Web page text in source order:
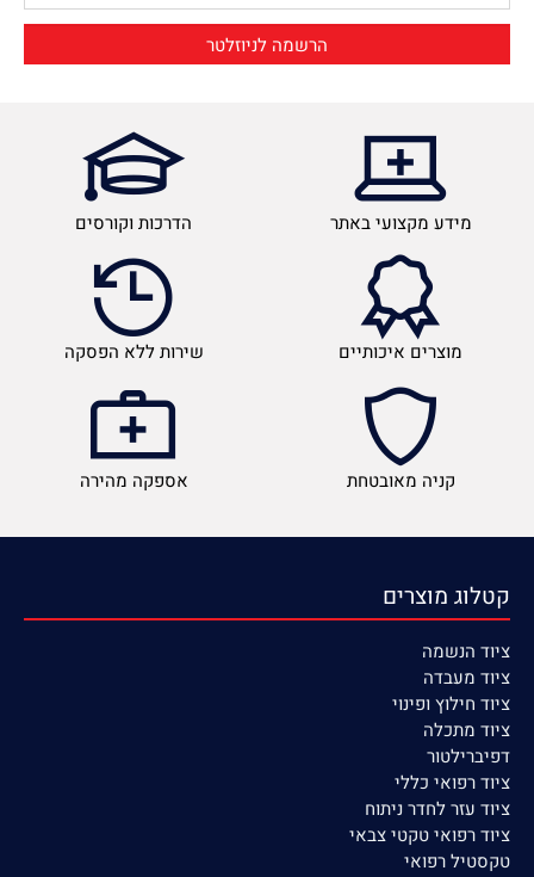
מידע מקצועי באתר הדרכות וקורסים
מוצרים איכותיים שירות ללא הפסקה
קניה מאובטחת אספקה מהירה
קטלוג מוצרים
ציוד הנשמה
ציוד מעבדה
ציוד חילוץ ופינוי
ציוד מתכלה
דפיברילטור
ציוד רפואי כללי
ציוד עזר לחדר ניתוח
ציוד רפואי טקטי צבאי
טקסטיל רפואי